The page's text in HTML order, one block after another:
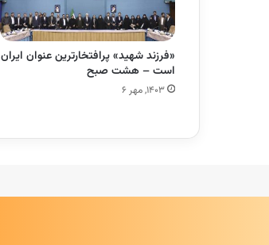
«فرزند شهید» پرافتخارترین عنوان ایران
است – هشت صبح
۱۴۰۳, مهر ۶